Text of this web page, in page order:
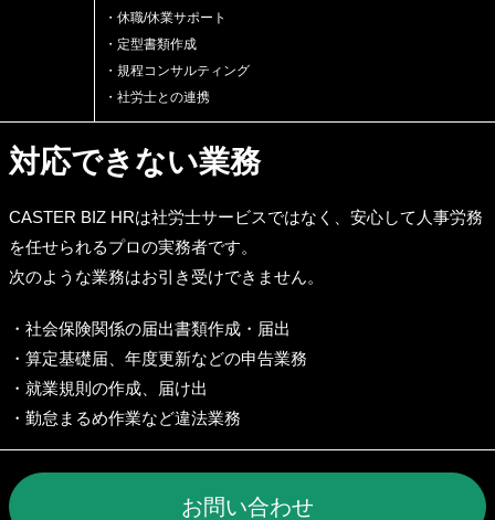
・休職/休業サポート
・定型書類作成
・規程コンサルティング
・社労士との連携
対応できない業務
CASTER BIZ HRは社労士サービスではなく、安心して人事労務
を任せられるプロの実務者です。
次のような業務はお引き受けできません。
・社会保険関係の届出書類作成・届出
・算定基礎届、年度更新などの申告業務
・就業規則の作成、届け出
・勤怠まるめ作業など違法業務
お問い合わせ